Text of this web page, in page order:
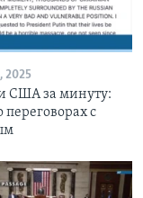
2025
США за минуту:
переговорах с